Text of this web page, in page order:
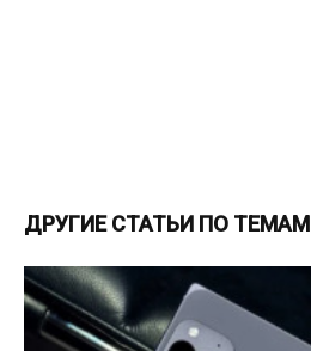
ДРУГИЕ СТАТЬИ ПО ТЕМАМ